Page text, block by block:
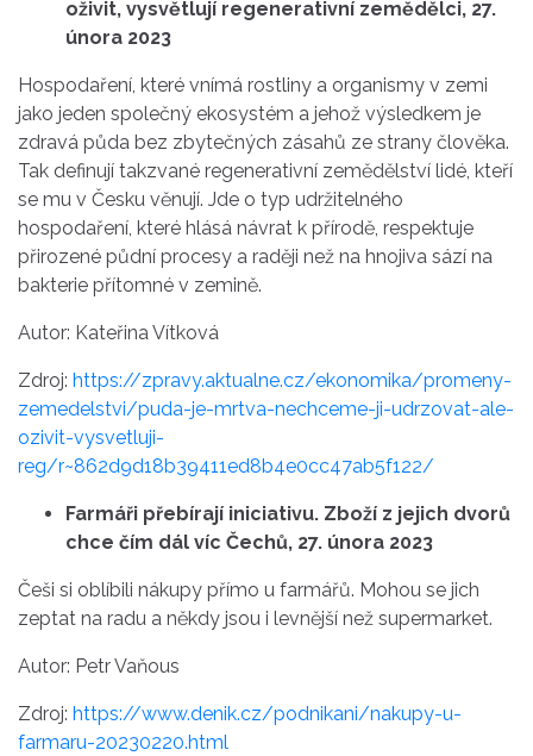
oživit, vysvětlují regenerativní zemědělci, 27.
února 2023
Hospodaření, které vnímá rostliny a organismy v zemi
jako jeden společný ekosystém a jehož výsledkem je
zdravá půda bez zbytečných zásahů ze strany člověka.
Tak definují takzvané regenerativní zemědělství lidé, kteří
se mu v Česku věnují. Jde o typ udržitelného
hospodaření, které hlásá návrat k přírodě, respektuje
přirozené půdní procesy a raději než na hnojiva sází na
bakterie přítomné v zemině.
Autor: Kateřina Vítková
Zdroj: https://zpravy.aktualne.cz/ekonomika/promeny-
zemedelstvi/puda-je-mrtva-nechceme-ji-udrzovat-ale-
ozivit-vysvetluji-
reg/r~862d9d18b39411ed8b4e0cc47ab5f122/
Farmáři přebírají iniciativu. Zboží z jejich dvorů
chce čím dál víc Čechů, 27. února 2023
Češi si oblíbili nákupy přímo u farmářů. Mohou se jich
zeptat na radu a někdy jsou i levnější než supermarket.
Autor: Petr Vaňous
Zdroj: https://www.denik.cz/podnikani/nakupy-u-
farmaru-20230220.html